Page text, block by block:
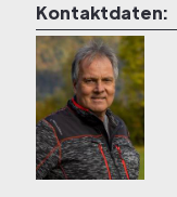
Kontaktdaten: